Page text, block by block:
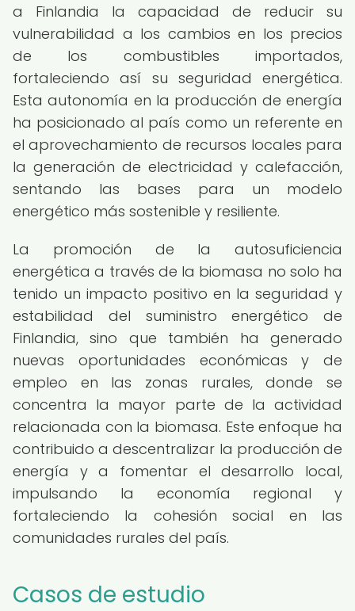
a Finlandia la capacidad de reducir su
vulnerabilidad a los cambios en los precios
de los combustibles importados,
fortaleciendo así su seguridad energética.
Esta autonomía en la producción de energía
ha posicionado al país como un referente en
el aprovechamiento de recursos locales para
la generación de electricidad y calefacción,
sentando las bases para un modelo
energético más sostenible y resiliente.
La promoción de la autosuficiencia
energética a través de la biomasa no solo ha
tenido un impacto positivo en la seguridad y
estabilidad del suministro energético de
Finlandia, sino que también ha generado
nuevas oportunidades económicas y de
empleo en las zonas rurales, donde se
concentra la mayor parte de la actividad
relacionada con la biomasa. Este enfoque ha
contribuido a descentralizar la producción de
energía y a fomentar el desarrollo local,
impulsando la economía regional y
fortaleciendo la cohesión social en las
comunidades rurales del país.
Casos de estudio